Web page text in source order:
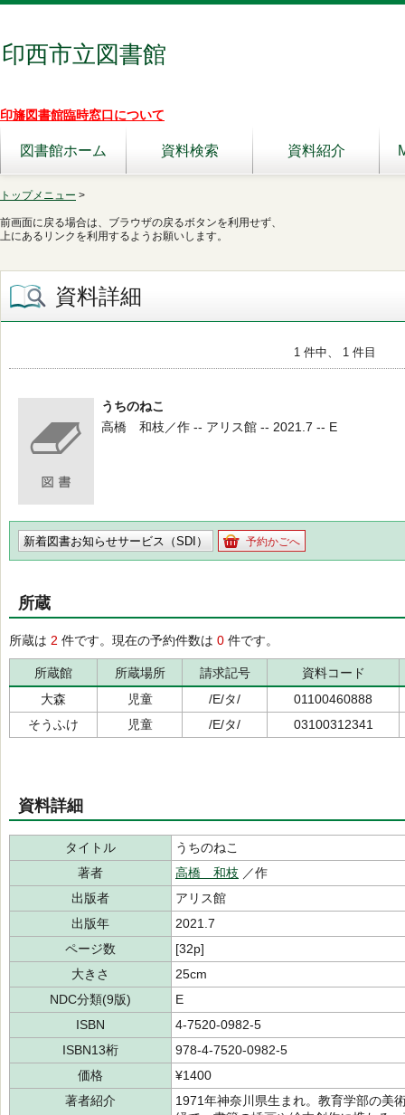
印西市立図書館
印旛図書館臨時窓口について
図書館ホーム 資料検索 資料紹介
トップメニュー >
前画面に戻る場合は、ブラウザの戻るボタンを利用せず、
上にあるリンクを利用するようお願いします。
資料詳細
1 件中、 1 件目
うちのねこ
高橋 和枝／作 -- アリス館 -- 2021.7 -- E
新着図書お知らせサービス（SDI） 予約かごへ
所蔵
所蔵は 2 件です。現在の予約件数は 0 件です。
所蔵館 所蔵場所 請求記号
資料コード
大森
児童 /E/タ/
01100460888
そうふけ
児童 /E/タ/ 03100312341
資料詳細
タイトル
うちのねこ
著者
高橋 和枝 ／作
出版者
アリス館
出版年
2021.7
ページ数
[32p]
大きさ
25cm
NDC分類(9版)
E
ISBN
4-7520-0982-5
ISBN13桁
978-4-7520-0982-5
価格
¥1400
著者紹介
1971年神奈川県生まれ。教育学部の美